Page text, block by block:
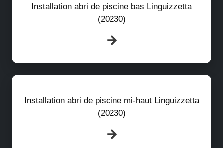
Installation abri de piscine bas Linguizzetta
(20230)
Installation abri de piscine mi-haut Linguizzetta
(20230)